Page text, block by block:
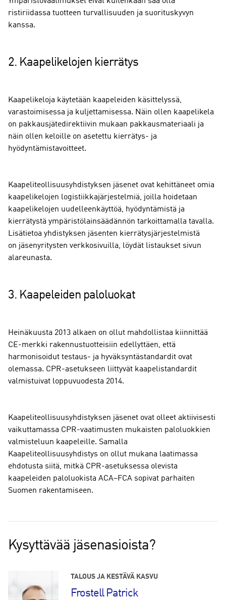
ristiriidassa tuotteen turvallisuuden ja suorituskyvyn
kanssa.
2. Kaapelikelojen kierrätys
Kaapelikeloja käytetään kaapeleiden käsittelyssä,
varastoimisessa ja kuljettamisessa. Näin ollen kaapelikela
on pakkausjätedirektiivin mukaan pakkausmateriaali ja
näin ollen keloille on asetettu kierrätys- ja
hyödyntämistavoitteet.
Kaapeliteollisuusyhdistyksen jäsenet ovat kehittäneet omia
kaapelikelojen logistiikkajärjestelmiä, joilla hoidetaan
kaapelikelojen uudelleenkäyttöä, hyödyntämistä ja
kierrätystä ympäristölainsäädännön tarkoittamalla tavalla.
Lisätietoa yhdistyksen jäsenten kierrätysjärjestelmistä
on jäsenyritysten verkkosivuilla, löydät listaukset sivun
alareunasta.
3. Kaapeleiden paloluokat
Heinäkuusta 2013 alkaen on ollut mahdollistaa kiinnittää
CE-merkki rakennustuotteisiin edellyttäen, että
harmonisoidut testaus- ja hyväksyntästandardit ovat
olemassa. CPR-asetukseen liittyvät kaapelistandardit
valmistuivat loppuvuodesta 2014.
Kaapeliteollisuusyhdistyksen jäsenet ovat olleet aktiivisesti
vaikuttamassa CPR-vaatimusten mukaisten paloluokkien
valmisteluun kaapeleille. Samalla
Kaapeliteollisuusyhdistys on ollut mukana laatimassa
ehdotusta siitä, mitkä CPR-asetuksessa olevista
kaapeleiden paloluokista ACA–FCA sopivat parhaiten
Suomen rakentamiseen.
Kysyttävää jäsenasioista?
TALOUS JA KESTÄVÄ KASVU
Frostell Patrick